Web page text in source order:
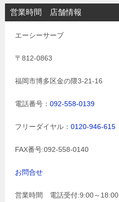
営業時間 店舗情報
エーシーサーブ
〒812-0863
福岡市博多区金の隈3-21-16
電話番号： 092-558-0139
フリーダイヤル： 0120-946-615
FAX番号:092-558-0140
お問合せ
営業時間 電話受付:9:00～18:00